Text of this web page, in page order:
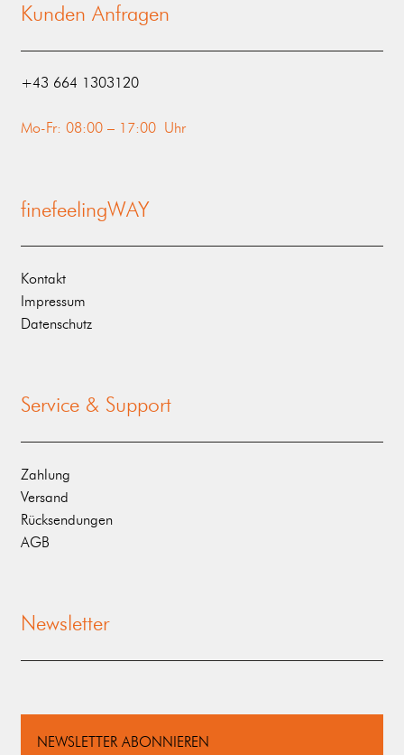
Kunden Anfragen
‭+43 664 1303120‬
Mo-Fr: 08:00 – 17:00 Uhr
finefeelingWAY
Kontakt
Impressum
Datenschutz
Service & Support
Zahlung
Versand
Rücksendungen
AGB
Newsletter
NEWSLETTER ABONNIEREN